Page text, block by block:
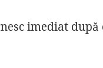
imediat după